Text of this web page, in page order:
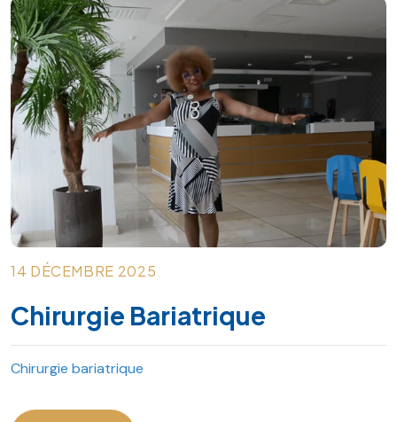
14 DÉCEMBRE 2025
Chirurgie Bariatrique
Chirurgie bariatrique